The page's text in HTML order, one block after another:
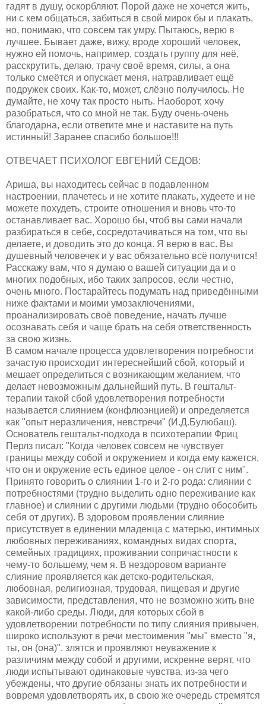
гадят в душу, оскорбляют. Порой даже не хочется жить,
ни с кем общаться, забиться в свой мирок бы и плакать,
но, понимаю, что совсем так умру. Пытаюсь, верю в
лучшее. Бывает даже, вижу, вроде хороший человек,
нужно ей помочь, например, создать группу для неё,
расскрутить, делаю, трачу своё время, силы, а она
только смеётся и опускает меня, натравливает ещё
подружек своих. Как-то, может, слёзно получилось. Не
думайте, не хочу так просто ныть. Наоборот, хочу
разобраться, что со мной не так. Буду очень-очень
благодарна, если ответите мне и наставите на путь
истинный! Заранее спасибо большое!!!
ОТВЕЧАЕТ ПСИХОЛОГ ЕВГЕНИЙ СЕДОВ:
Ариша, вы находитесь сейчас в подавленном
настроении, плачетесь и не хотите плакать, худеете и не
можете похудеть, строите отношения и вновь что-то
останавливает вас. Хорошо бы, чтоб вы сами начали
разбираться в себе, сосредотачиваться на том, что вы
делаете, и доводить это до конца. Я верю в вас. Вы
душевный человечек и у вас обязательно всё получится!
Расскажу вам, что я думаю о вашей ситуации да и о
многих подобных, ибо таких запросов, если честно,
очень много. Постарайтесь подумать над приведёнными
ниже фактами и моими умозаключениями,
проанализировать своё поведение, начать лучше
осознавать себя и чаще брать на себя ответственность
за свою жизнь.
В самом начале процесса удовлетворения потребности
зачастую происходит интереснейший сбой, который и
мешает определиться с возникающим желанием, что
делает невозможным дальнейший путь. В гештальт-
терапии такой сбой удовлетворения потребности
называется слиянием (конфлюэнцией) и определяется
как "опыт неразличения, невстречи" (И.Д.Булюбаш).
Основатель гештальт-подхода в психотерапии Фриц
Перлз писал: "Когда человек совсем не чувствует
границы между собой и окружением и когда ему кажется,
что он и окружение есть единое целое - он слит с ним".
Принято говорить о слиянии 1-го и 2-го рода: слиянии с
потребностями (трудно выделить одно переживание как
главное) и слиянии с другими людьми (трудно обособить
себя от других). В здоровом проявлении слияние
присутствует в единении младенца с матерью, интимных
любовных переживаниях, командных видах спорта,
семейных традициях, проживании сопричастности к
чему-то большему, чем я. В нездоровом варианте
слияние проявляется как детско-родительская,
любовная, религиозная, трудовая, пищевая и другие
зависимости, представления, что не возможно жить вне
какой-либо среды. Люди, для которых сбой в
удовлетворении потребности по типу слияния привычен,
широко используют в речи местоимения "мы" вместо "я,
ты, он (она)". злятся и проявляют неуважение к
различиям между собой и другими, искренне верят, что
люди испытывают одинаковые чувства, из-за чего
убеждены, что другие обязаны знать их потребности и
вовремя удовлетворять их, в свою же очередь стремятся